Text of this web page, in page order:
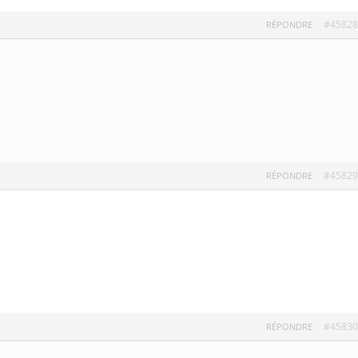
#45828
RÉPONDRE
#45829
RÉPONDRE
#45830
RÉPONDRE